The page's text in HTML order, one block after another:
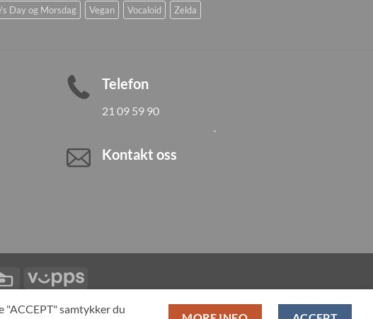
Day og Morsdag Vegan Vocaloid Zelda
Telefon
21 09 59 90
Kontakt oss
Credit
Card
Vipps
KONTO ALL PRODUCTS
samtykker du